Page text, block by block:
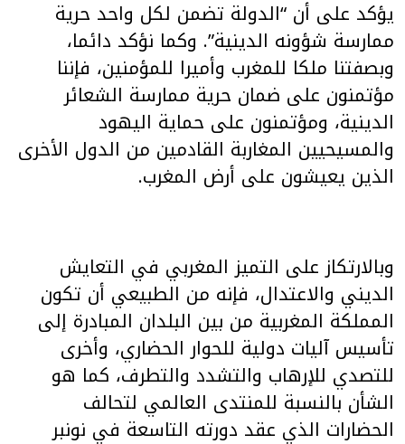
يؤكد على أن “الدولة تضمن لكل واحد حرية
ممارسة شؤونه الدينية”. وكما نؤكد دائما،
وبصفتنا ملكا للمغرب وأميرا للمؤمنين، فإننا
مؤتمنون على ضمان حرية ممارسة الشعائر
الدينية، ومؤتمنون على حماية اليهود
والمسيحيين المغاربة القادمين من الدول الأخرى
الذين يعيشون على أرض المغرب.
وبالارتكاز على التميز المغربي في التعايش
الديني والاعتدال، فإنه من الطبيعي أن تكون
المملكة المغربية من بين البلدان المبادرة إلى
تأسيس آليات دولية للحوار الحضاري، وأخرى
للتصدي للإرهاب والتشدد والتطرف، كما هو
الشأن بالنسبة للمنتدى العالمي لتحالف
الحضارات الذي عقد دورته التاسعة في نونبر